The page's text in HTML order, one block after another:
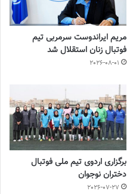
مریم ایراندوست سرمربی تیم
فوتبال زنان استقلال شد
2026-08-01
برگزاری اردوی تیم ملی فوتبال
دختران نوجوان
2026-07-27